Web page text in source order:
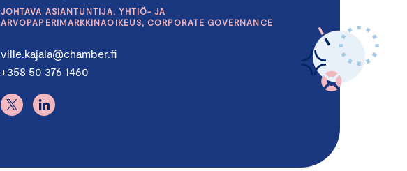
JOHTAVA ASIANTUNTIJA, YHTIÖ- JA
ARVOPAPERIMARKKINAOIKEUS, CORPORATE GOVERNANCE
ville.kajala@chamber.fi
+358 50 376 1460